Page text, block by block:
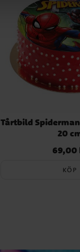
Tårtbild
20
Pris:
69,00
KÖP